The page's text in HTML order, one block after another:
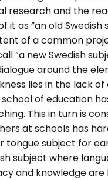
research and the
it as ”an old
of a common
”a new Swedish
around the
lies in the lack
of education
This in turn is
at schools has
tongue subject for
subject where
and knowledge